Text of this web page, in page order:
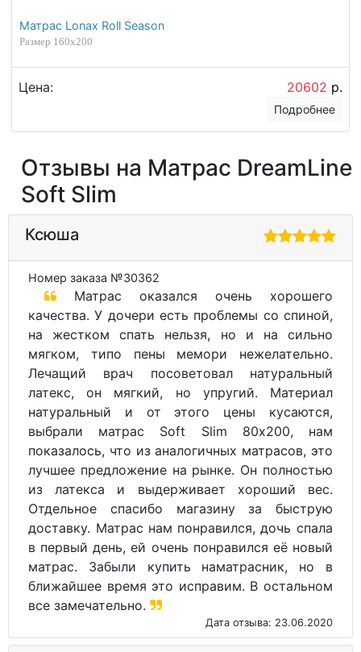
Матрас Lonax Roll Season
Размер 160х200
Цена: 20602 р.
Подробнее
Отзывы на Матрас DreamLine
Soft Slim
Ксюша
Номер заказа №30362
Матрас оказался очень хорошего
качества. У дочери есть проблемы со спиной,
на жестком спать нельзя, но и на сильно
мягком, типо пены мемори нежелательно.
Лечащий врач посоветовал натуральный
латекс, он мягкий, но упругий. Материал
натуральный и от этого цены кусаются,
выбрали матрас Soft Slim 80х200, нам
показалось, что из аналогичных матрасов, это
лучшее предложение на рынке. Он полностью
из латекса и выдерживает хороший вес.
Отдельное спасибо магазину за быструю
доставку. Матрас нам понравился, дочь спала
в первый день, ей очень понравился её новый
матрас. Забыли купить наматрасник, но в
ближайшее время это исправим. В остальном
все замечательно.
Дата отзыва: 23.06.2020